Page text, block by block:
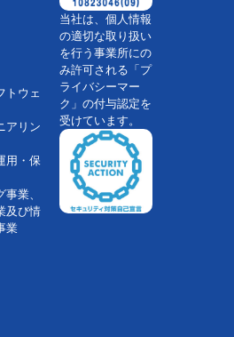
トウェ
アリン
用・保
業、
及び情
業
当社は、個人情報
の適切な取り扱い
を行う事業所にの
み許可される「プ
ライバシーマー
ク」の付与認定を
受けています。